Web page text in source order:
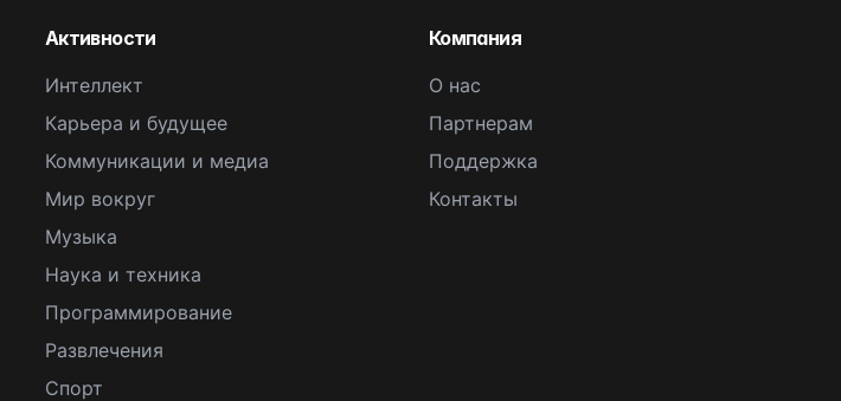
Активности
Интеллект
Карьера и будущее
Коммуникации и медиа
Мир вокруг
Музыка
Наука и техника
Программирование
Развлечения
Спорт
Компания
О нас
Партнерам
Поддержка
Контакты